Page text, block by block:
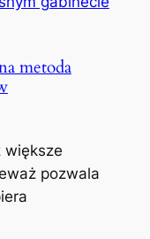
metoda
większe
pozwala